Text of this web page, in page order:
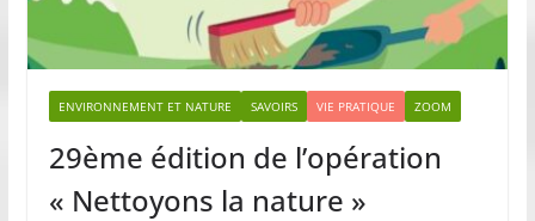
ENVIRONNEMENT ET NATURE SAVOIRS VIE PRATIQUE ZOOM
29ème édition de l’opération
« Nettoyons la nature »